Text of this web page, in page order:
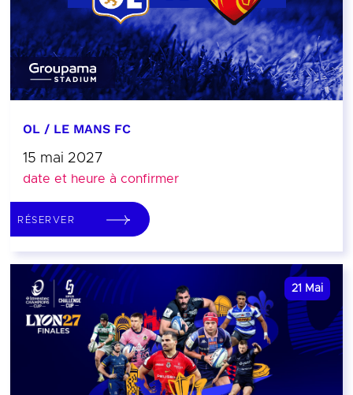
OL / LE MANS FC
15 mai 2027
date et heure à confirmer
RÉSERVER
21 Mai